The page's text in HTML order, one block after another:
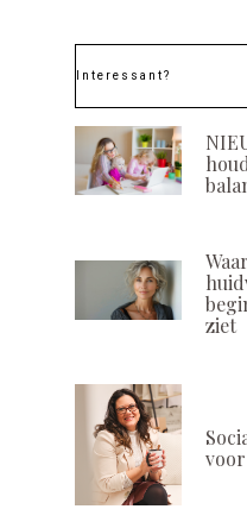
Interessant?
ziet